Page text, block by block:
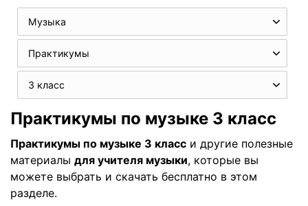
Музыка
Практикумы
3 класс
Практикумы по музыке 3 класс
Практикумы по музыке 3 класс и другие полезные
материалы для учителя музыки, которые вы
можете выбрать и скачать бесплатно в этом
разделе.